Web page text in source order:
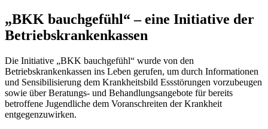
„BKK bauchgefühl“ – eine Initiative der
Betriebskrankenkassen
Die Initiative „BKK bauchgefühl“ wurde von den
Betriebskrankenkassen ins Leben gerufen, um durch Informationen
und Sensibilisierung dem Krankheitsbild Essstörungen vorzubeugen
sowie über Beratungs- und Behandlungsangebote für bereits
betroffene Jugendliche dem Voranschreiten der Krankheit
entgegenzuwirken.